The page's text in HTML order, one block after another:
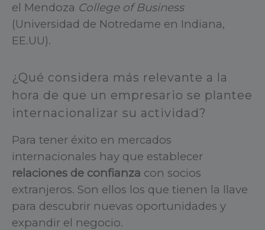
el Mendoza College of Business
(Universidad de Notredame en Indiana,
EE.UU).
¿Qué considera más relevante a la
hora de que un empresario se plantee
internacionalizar su actividad?
Para tener éxito en mercados
internacionales hay que establecer
relaciones de confianza con socios
extranjeros. Son ellos los que tienen la llave
para descubrir nuevas oportunidades y
expandir el negocio.